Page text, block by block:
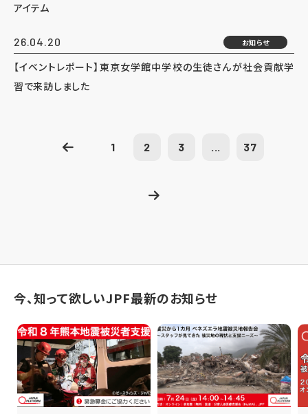
アイテム
26.04.20 お知らせ
【イベントレポート】東京女学館中学校の生徒さんが社会貢献学
習で来訪しました
1 2 3 ... 37
今、知って欲しいJPF最新のお知らせ